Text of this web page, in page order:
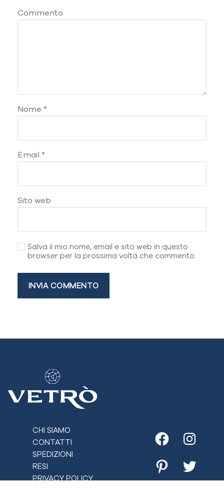
Commento
Nome *
Email *
Sito web
Salva il mio nome, email e sito web in questo
browser per la prossima volta che commento.
CHI SIAMO
CONTATTI
SPEDIZIONI
RESI
PRIVACY POLICY
Facebook
PinterestTwitter